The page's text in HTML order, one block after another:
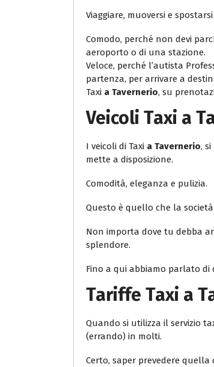
Viaggiare, muoversi e
Comodo, perché non devi
aeroporto o di una stazione.
Veloce, perché l’autista
partenza, per arrivare a
Taxi a Tavernerio, su
Veicoli Taxi a
I veicoli di Taxi a Tavernerio,
mette a disposizione.
Comodità, eleganza e pulizia.
Questo è quello che la
Non importa dove tu debba
splendore.
Fino a qui abbiamo parlato di
Tariffe Taxi a
Quando si utilizza il servizio
(errando) in molti.
Certo, saper prevedere